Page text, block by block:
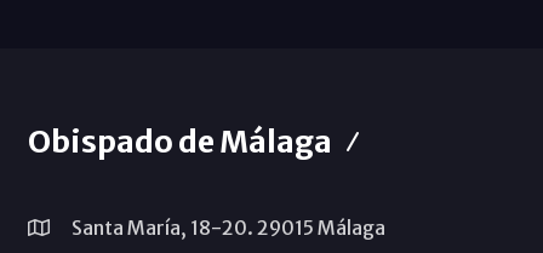
Obispado de Málaga
Santa María, 18-20. 29015 Málaga